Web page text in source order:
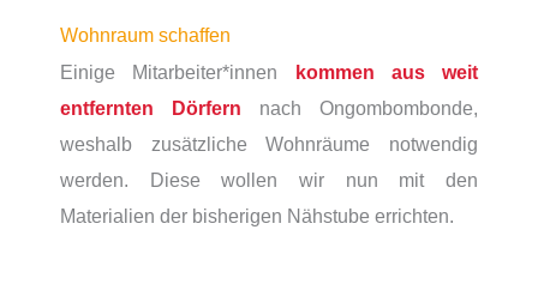
Wohnraum schaffen
Einige Mitarbeiter*innen kommen aus weit
entfernten Dörfern nach Ongombombonde,
weshalb zusätzliche Wohnräume notwendig
werden. Diese wollen wir nun mit den
Materialien der bisherigen Nähstube errichten.